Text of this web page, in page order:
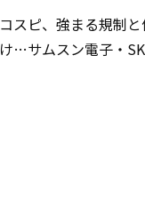
コスピ、強まる規制
け…サムスン電子・